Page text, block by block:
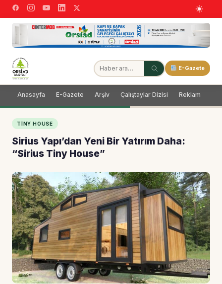
E-Gazete
Anasayfa E-Gazete Arşiv Çalıştaylar Dizisi Reklam
TINY HOUSE
Sirius Yapı’dan Yeni Bir Yatırım Daha:
“Sirius Tiny House”